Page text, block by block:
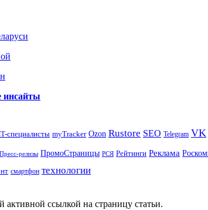
инсайты
специалисты myTracker Ozon Rustore SEO Telegram VK
Пресс-релизы ПромоСтраницы РСЯ Рейтинги Реклама
смартфон технологии
активной ссылкой на страницу статьи.